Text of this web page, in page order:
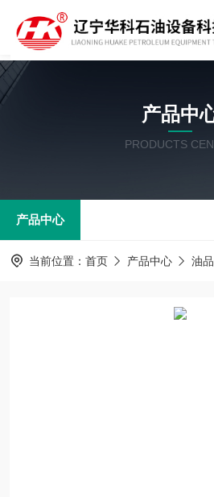
产品中
PRODUCTS
产品中心
当前位置： 首页 产品中心 油